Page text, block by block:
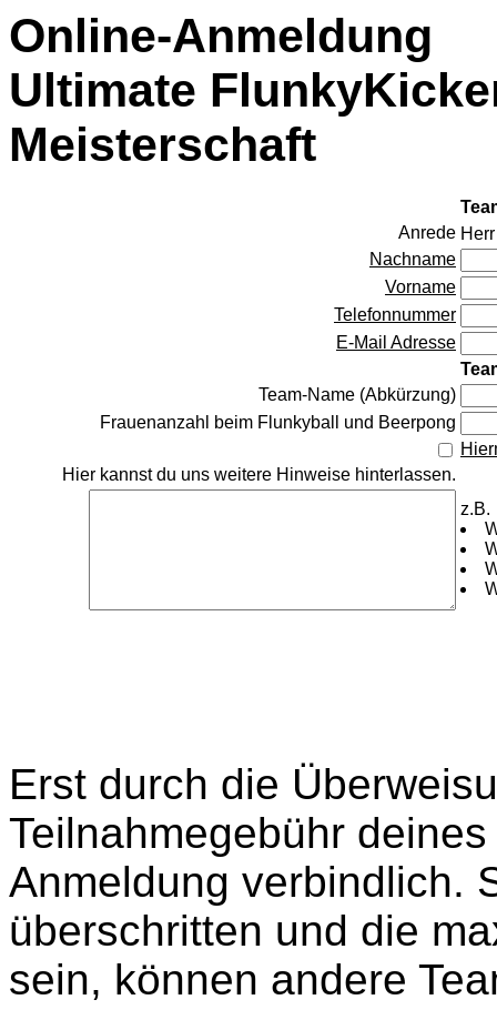
Online-Anmeldung
Ultimate
Meisterschaft
Anrede Herr
Nachname
Vorname
Telefonnummer
E-Mail Adresse
Team-Name (Abkürzung)
Frauenanzahl beim Flunkyball und Beerpong
Hier kannst du uns weitere Hinweise hinterlassen.
z.B.
Erst durch die
Teilnahmegebühr
Anmeldung verbindlich.
überschritten und die
sein, können andere